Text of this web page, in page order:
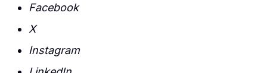
Facebook
X
Instagram